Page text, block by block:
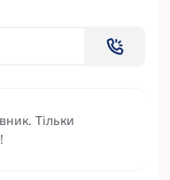
Тільки